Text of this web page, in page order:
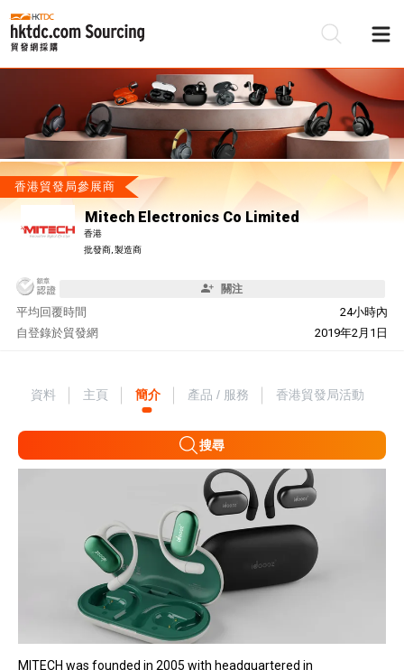
香港貿發局參展商
Mitech Electronics Co Limited
香港
批發商, 製造商
關注
平均回覆時間
24小時內
自
2019年2月1日
登錄於貿發網
資料 主頁 簡介 產品 / 服務 香港貿發局活動
搜尋
MITECH was founded in 2005 with headquartered in